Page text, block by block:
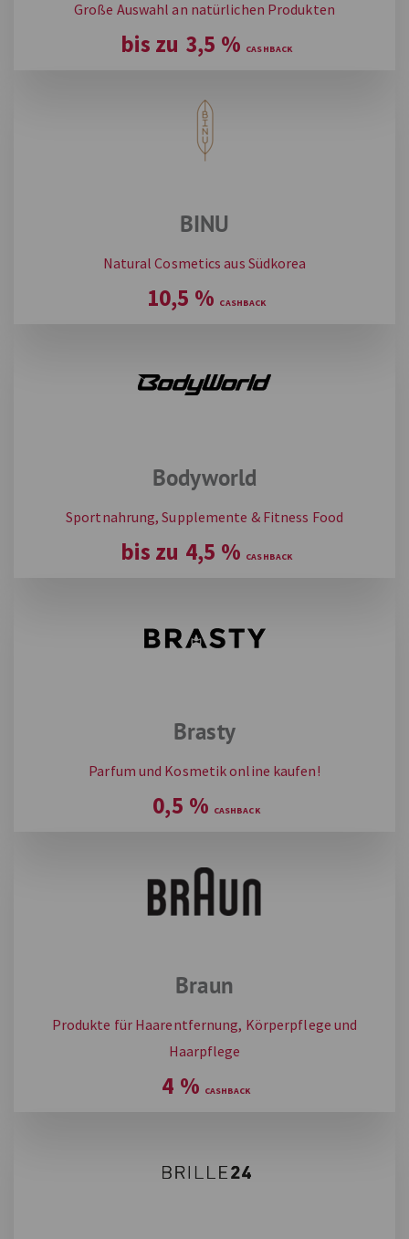
Große Auswahl an natürlichen Produkten
bis zu 3,5 %
BINU
Natural Cosmetics aus Südkorea
10,5 %
Bodyworld
Sportnahrung, Supplemente & Fitness Food
bis zu 4,5 %
Brasty
Parfum und Kosmetik online kaufen!
0,5 %
Braun
Produkte für Haarentfernung, Körperpflege und
Haarpflege
4 %